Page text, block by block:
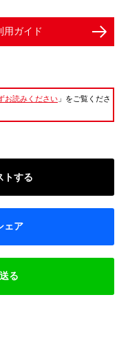
用ガイド
お読みください」をご覧くださ
トする
ェア
る